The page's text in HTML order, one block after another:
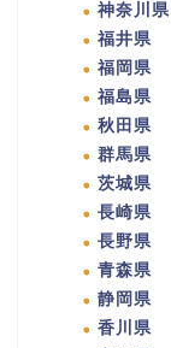
神奈川県
福井県
福岡県
福島県
秋田県
群馬県
茨城県
長崎県
長野県
青森県
静岡県
香川県